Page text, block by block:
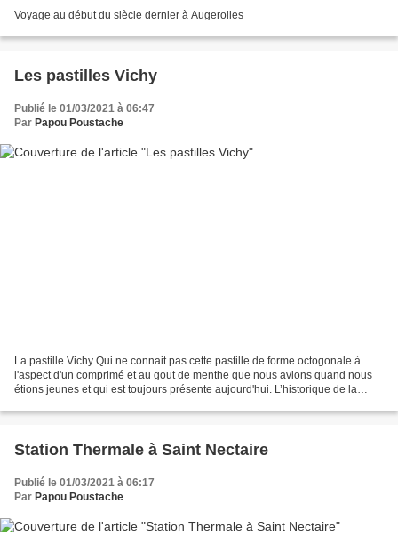
Voyage au début du siècle dernier à Augerolles
Les pastilles Vichy
Publié le 01/03/2021 à 06:47
Par Papou Poustache
La pastille Vichy Qui ne connait pas cette pastille de forme octogonale à
l'aspect d'un comprimé et au gout de menthe que nous avions quand nous
étions jeunes et qui est toujours présente aujourd'hui. L’historique de la
Station Thermale à Saint Nectaire
Publié le 01/03/2021 à 06:17
Par Papou Poustache